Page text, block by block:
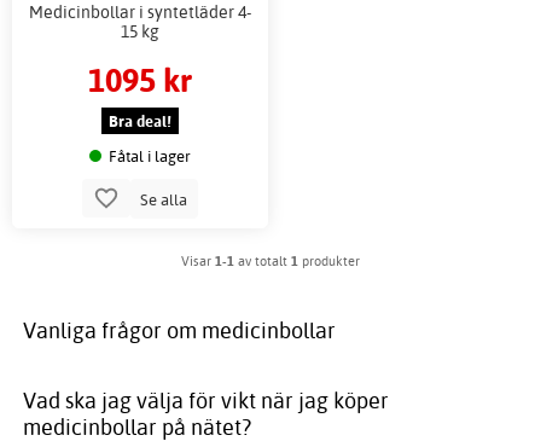
Medicinbollar i syntetläder 4-
15 kg
1095 kr
Bra deal!
Fåtal i lager
Se alla
Visar 1-1 av totalt 1 produkter
Vanliga frågor om medicinbollar
Vad ska jag välja för vikt när jag köper
medicinbollar på nätet?